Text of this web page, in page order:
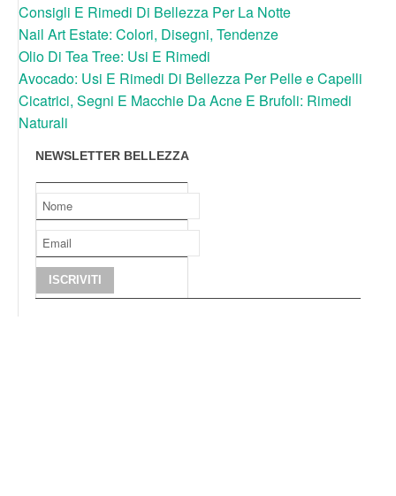
Consigli E Rimedi Di Bellezza Per La Notte
Nail Art Estate: Colori, Disegni, Tendenze
Olio Di Tea Tree: Usi E Rimedi
Avocado: Usi E Rimedi Di Bellezza Per Pelle e Capelli
Cicatrici, Segni E Macchie Da Acne E Brufoli: Rimedi
Naturali
NEWSLETTER BELLEZZA